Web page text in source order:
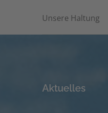
Unsere Haltung
Aktuelles